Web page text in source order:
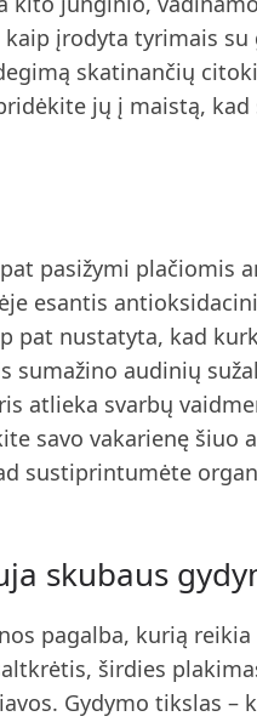
įrodyta tyrimais su
skatinančių
jų į maistą,
pasižymi plačiomis
esantis
pat nustatyta, kad
sumažino audinių
atlieka svarbų
savo vakarienę šiuo
sustiprintumėte
skubaus
pagalba, kurią
širdies
Gydymo tikslas –